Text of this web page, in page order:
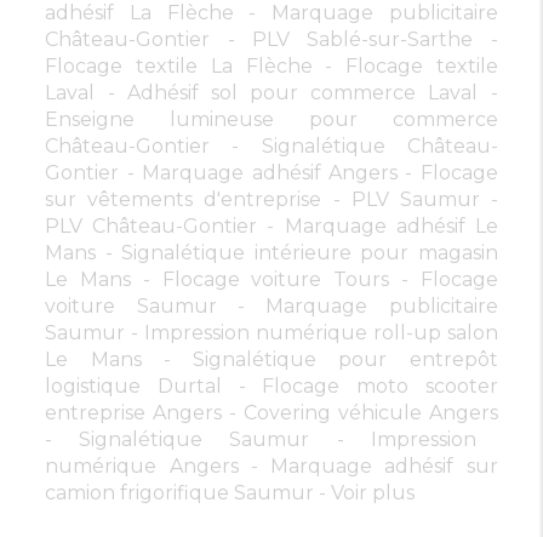
adhésif La Flèche
Marquage publicitaire
Château-Gontier
PLV Sablé-sur-Sarthe
Flocage textile La Flèche
Flocage textile
Laval
Adhésif sol pour commerce Laval
Enseigne lumineuse pour commerce
Château-Gontier
Signalétique Château-
Gontier
Marquage adhésif Angers
Flocage
sur vêtements d'entreprise
PLV Saumur
PLV Château-Gontier
Marquage adhésif Le
Mans
Signalétique intérieure pour magasin
Le Mans
Flocage voiture Tours
Flocage
voiture Saumur
Marquage publicitaire
Saumur
Impression numérique roll-up salon
Le Mans
Signalétique pour entrepôt
logistique Durtal
Flocage moto scooter
entreprise Angers
Covering véhicule Angers
Signalétique Saumur
Impression
numérique Angers
Marquage adhésif sur
camion frigorifique Saumur
Voir plus